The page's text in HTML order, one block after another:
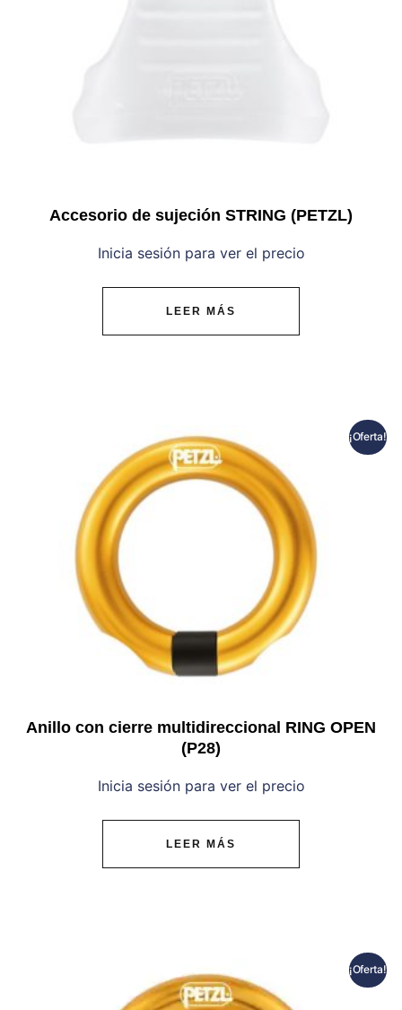
Accesorio de sujeción STRING (PETZL)
Inicia sesión para ver el precio
LEER MÁS
¡Oferta!
Anillo con cierre multidireccional RING OPEN
(P28)
Inicia sesión para ver el precio
LEER MÁS
¡Oferta!